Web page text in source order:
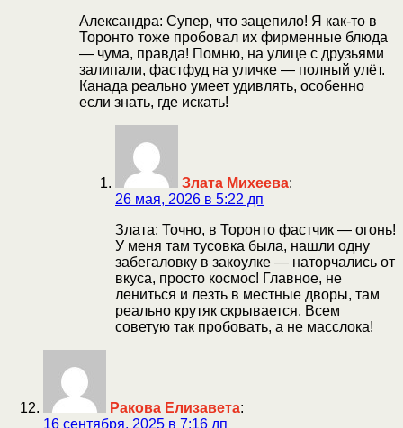
Александра: Супер, что зацепило! Я как-то в
Торонто тоже пробовал их фирменные блюда
— чума, правда! Помню, на улице с друзьями
залипали, фастфуд на уличке — полный улёт.
Канада реально умеет удивлять, особенно
если знать, где искать!
Злата Михеева:
26 мая, 2026 в 5:22 дп
Злата: Точно, в Торонто фастчик — огонь!
У меня там тусовка была, нашли одну
забегаловку в закоулке — наторчались от
вкуса, просто космос! Главное, не
лениться и лезть в местные дворы, там
реально крутяк скрывается. Всем
советую так пробовать, а не масслока!
Ракова Елизавета:
16 сентября, 2025 в 7:16 дп